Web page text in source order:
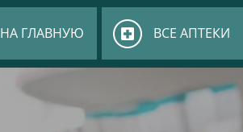
НА ГЛАВНУЮ ВСЕ АПТЕКИ